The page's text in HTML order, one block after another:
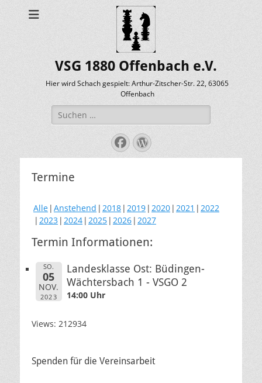
VSG 1880 Offenbach e.V.
Hier wird Schach gespielt: Arthur-Zitscher-Str. 22, 63065
Offenbach
Suche
nach:
Facebook
WordPress
Termine
Alle Anstehend 2018 2019 2020 2021
2022
2023 2024 2025 2026 2027
Termin Informationen:
SO.
05
NOV.
2023
Landesklasse Ost: Büdingen-
Wächtersbach 1 - VSGO 2
14:00 Uhr
Views: 212934
Spenden für die Vereinsarbeit